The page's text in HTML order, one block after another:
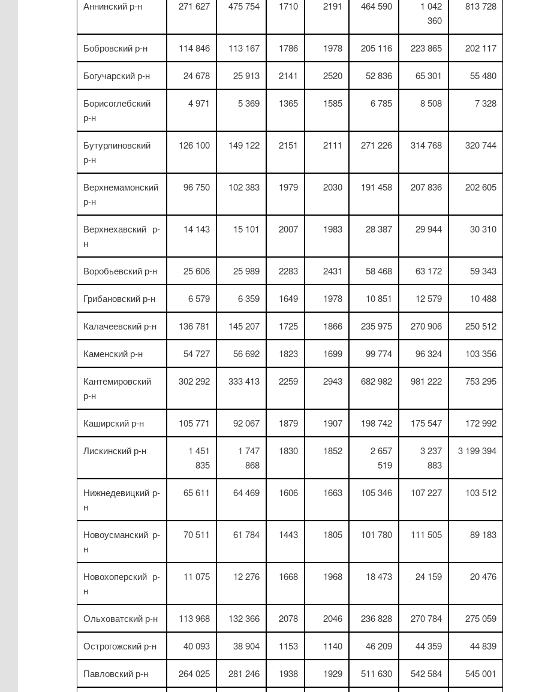
Аннинский р-н 271 627 475 754 1710 2191 464 590
1 042
360
813 728
Бобровский р-н 114 846 113 167 1786 1978 205 116 223 865 202 117
Богучарский р-н 24 678 25 913 2141 2520 52 836 65 301 55 480
Борисоглебский
р-н
4 971 5 369 1365 1585 6 785 8 508 7 328
Бутурлиновский
р-н
126 100 149 122 2151 2111 271 226 314 768 320 744
Верхнемамонский
р-н
96 750 102 383 1979 2030 191 458 207 836 202 605
Верхнехавский р-
н
14 143 15 101 2007 1983 28 387 29 944 30 310
Воробьевский р-н 25 606 25 989 2283 2431 58 468 63 172 59 343
Грибановский р-н 6 579 6 359 1649 1978 10 851 12 579 10 488
Калачеевский р-н 136 781 145 207 1725 1866 235 975 270 906 250 512
Каменский р-н 54 727 56 692 1823 1699 99 774 96 324 103 356
Кантемировский
р-н
302 292 333 413 2259 2943 682 982 981 222 753 295
Каширский р-н 105 771 92 067 1879 1907 198 742 175 547 172 992
Лискинский р-н
1 451
835
1 747
868
1830 1852
2 657
519
3 237
883
3 199 394
Нижнедевицкий р-
н
65 611 64 469 1606 1663 105 346 107 227 103 512
Новоусманский р-
н
70 511 61 784 1443 1805 101 780 111 505 89 183
Новохоперский р-
н
11 075 12 276 1668 1968 18 473 24 159 20 476
Ольховатский р-н 113 968 132 366 2078 2046 236 828 270 784 275 059
Острогожский р-н 40 093 38 904 1153 1140 46 209 44 359 44 839
Павловский р-н 264 025 281 246 1938 1929 511 630 542 584 545 001